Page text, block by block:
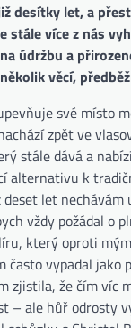
desítky let, a
stále více z nás
údržbu a
věcí,
své místo
zpět ve
stále dává a
alternativu k
deset let
vždy požádal o
který oproti
často vypadal jako
zjistila, že čím víc
– ale hůř odrosty